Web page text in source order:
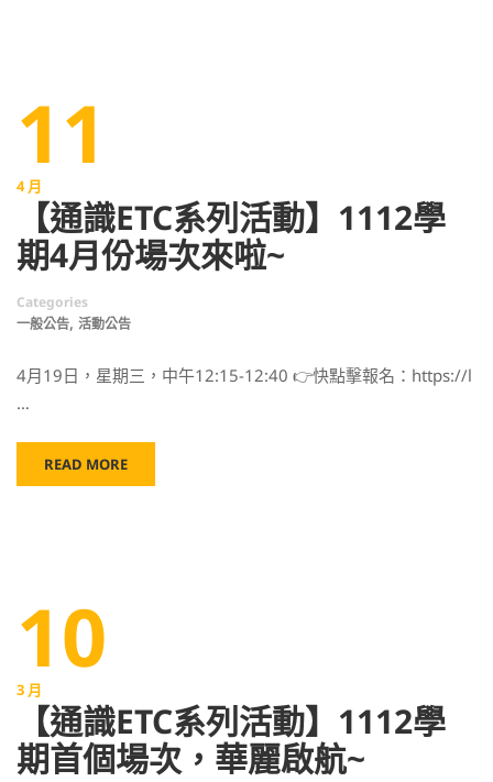
11
4 月
【通識ETC系列活動】1112學
期4月份場次來啦~
Categories
一般公告, 活動公告
4月19日，星期三，中午12:15-12:40 👉快點擊報名：https://l
…
READ MORE
10
3 月
【通識ETC系列活動】1112學
期首個場次，華麗啟航~